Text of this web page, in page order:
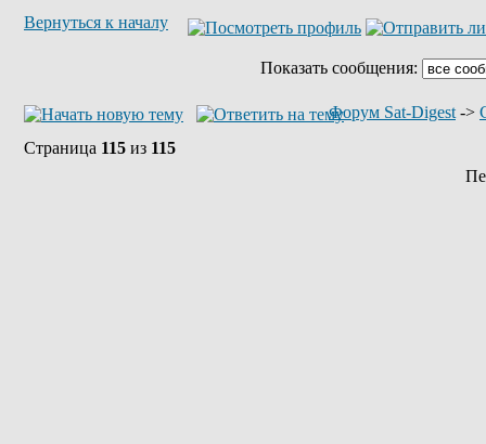
Вернуться к началу
Показать сообщения:
Форум Sat-Digest ->
Страница 115 из 115